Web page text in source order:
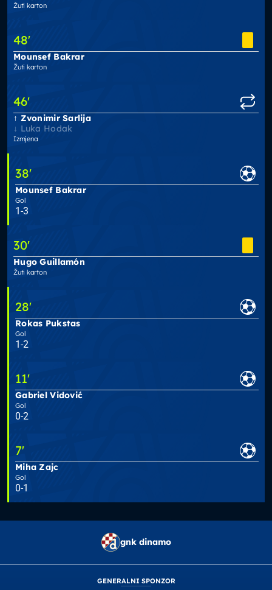
Žuti karton
48'
Mounsef Bakrar
Žuti karton
46'
Zvonimir Sarlija
Luka Hodak
Izmjena
38'
Mounsef Bakrar
Gol
1-3
30'
Hugo Guillamón
Žuti karton
28'
Rokas Pukstas
Gol
1-2
11'
Gabriel Vidović
Gol
0-2
7'
Miha Zajc
Gol
0-1
gnk dinamo
GENERALNI SPONZOR